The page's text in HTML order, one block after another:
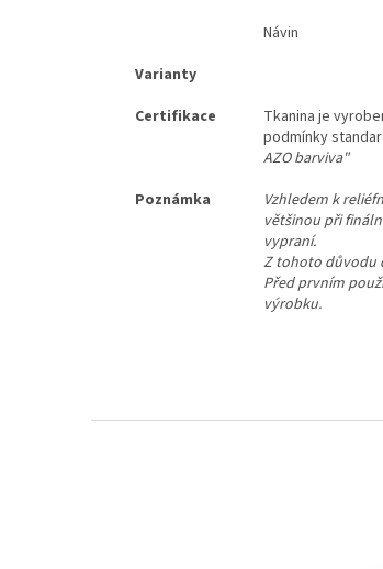
Návin
Varianty
Certifikace
Tkanina je
podmínky
AZO barviva"
Poznámka
Vzhledem k
většinou při
vypraní.
Z tohoto důvodu
Před prvním
výrobku.